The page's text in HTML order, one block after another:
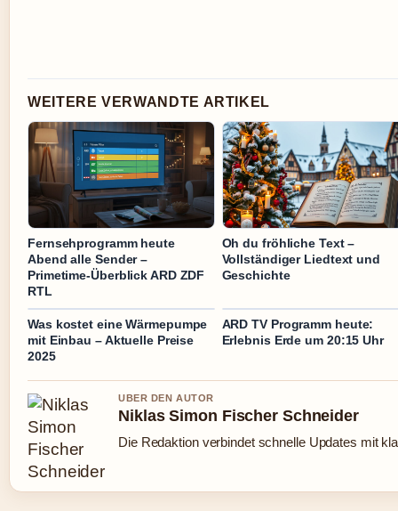
WEITERE VERWANDTE ARTIKEL
Fernsehprogramm heute
Abend alle Sender –
Primetime-Überblick ARD ZDF
RTL
Oh du fröhliche Text –
Vollständiger Liedtext und
Geschichte
Was kostet eine Wärmepumpe
mit Einbau – Aktuelle Preise
2025
ARD TV Programm heute:
Erlebnis Erde um 20:15 Uhr
UBER DEN AUTOR
Niklas Simon Fischer Schneider
Die Redaktion verbindet schnelle Updates mit